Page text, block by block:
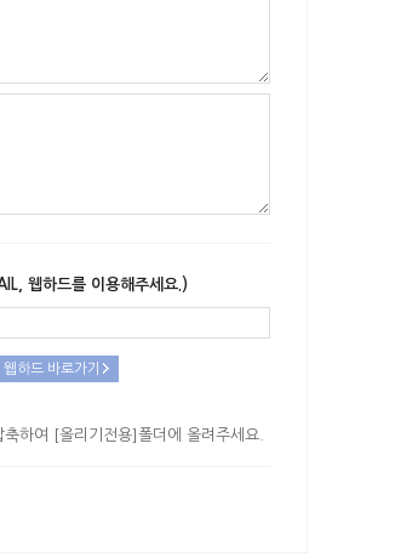
웹하드를 이용해주세요.)
웹하드 바로가기
하여 [올리기전용]폴더에 올려주세요.